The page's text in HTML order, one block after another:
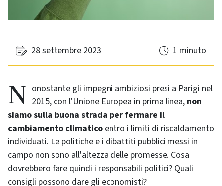
28 settembre 2023 1 minuto
Nonostante gli impegni ambiziosi presi a Parigi nel 2015, con l'Unione Europea in prima linea, non
siamo sulla buona strada per fermare il
cambiamento climatico entro i limiti di riscaldamento
individuati. Le politiche e i dibattiti pubblici messi in
campo non sono all'altezza delle promesse. Cosa
dovrebbero fare quindi i responsabili politici? Quali
consigli possono dare gli economisti?